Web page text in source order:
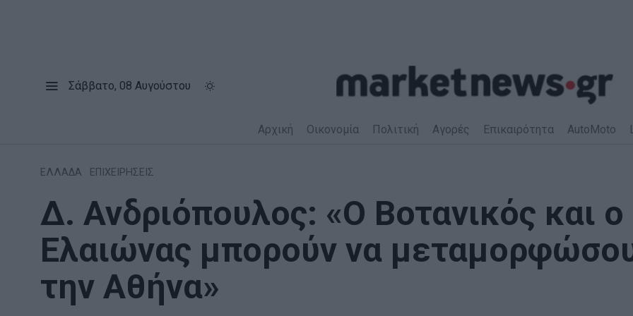
Σάββατο, 08 Αυγούστου
Αρχική Οικονομία Πολιτική Αγορές Επικαιρότητα AutoMoto
ΕΛΛΑΔΑ ΕΠΙΧΕΙΡΗΣΕΙΣ
Δ. Ανδριόπουλος: «Ο Βοτανικός και ο
Ελαιώνας μπορούν να
την Αθήνα»